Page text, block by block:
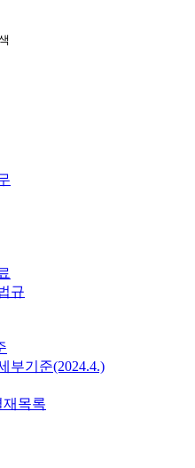
규
부기준(2024.4.)
재목록